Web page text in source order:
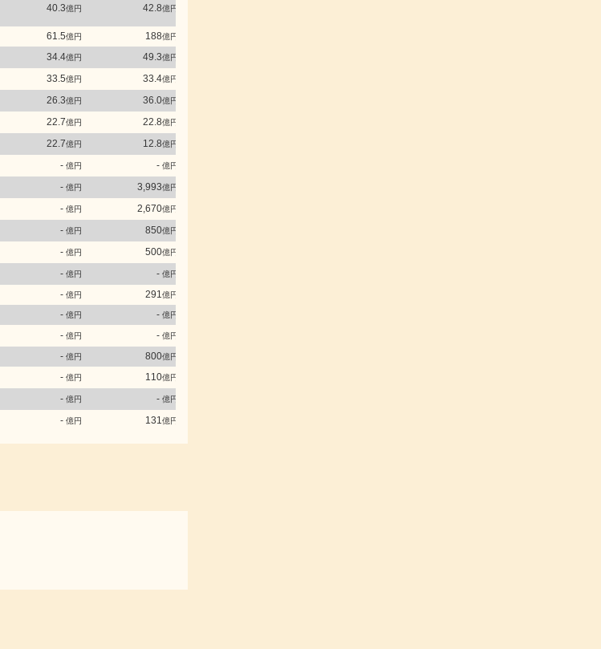
40.3億円 42.8億円
61.5億円 188億円
34.4億円 49.3億円
33.5億円 33.4億円
26.3億円 36.0億円
22.7億円 22.8億円
22.7億円 12.8億円
- 億円 - 億円
- 億円 3,993億円
- 億円 2,670億円
- 億円 850億円
- 億円 500億円
- 億円 - 億円
- 億円 291億円
- 億円 - 億円
- 億円 - 億円
- 億円 800億円
- 億円 110億円
- 億円 - 億円
- 億円 131億円